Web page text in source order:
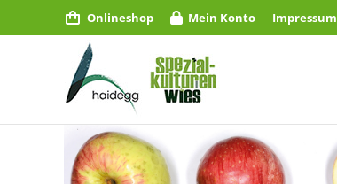
Onlineshop Mein Konto Impressum